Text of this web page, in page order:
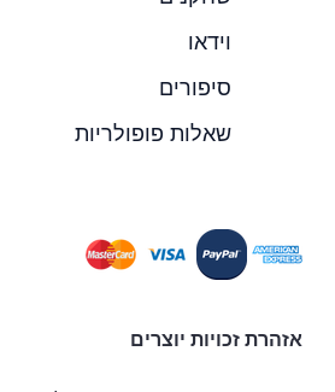
וידאו
סיפורים
שאלות פופולריות
אזהרת זכויות יוצרים